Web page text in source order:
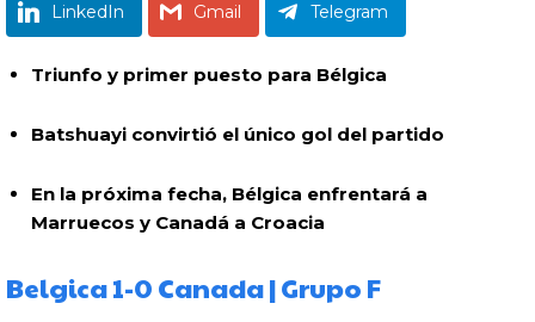
LinkedIn Gmail Telegram
Triunfo y primer puesto para Bélgica
Batshuayi convirtió el único gol del partido
En la próxima fecha, Bélgica enfrentará a
Marruecos y Canadá a Croacia
Belgica 1-0 Canada | Grupo F